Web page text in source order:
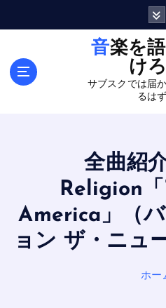
音楽を語らして
けろ
サブスクでは届
るはず
全曲紹
Religion
America」（
ョン ザ・ニュ
ホー